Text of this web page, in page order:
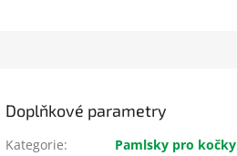
Doplňkové parametry
Kategorie:
Pamlsky pro kočky